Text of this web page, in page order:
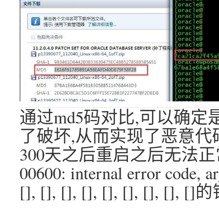
通过md5码对比,可以确定
了破坏,从而实现了恶意
300天之后重启之后无法
00600: internal error code,
[], [], [], [], [], [], [], [], []的